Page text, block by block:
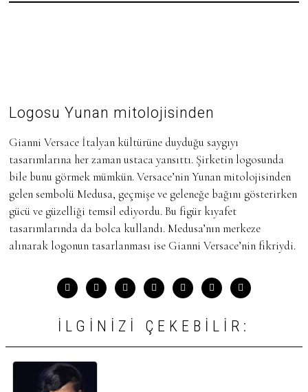
Logosu Yunan mitolojisinden
Gianni Versace İtalyan kültürüne duyduğu saygıyı
tasarımlarına her zaman ustaca yansıttı. Şirketin logosunda
bile bunu görmek mümkün. Versace’nin Yunan mitolojisinden
gelen sembolü Medusa, geçmişe ve geleneğe bağını gösterirken
gücü ve güzelliği temsil ediyordu. Bu figür kıyafet
tasarımlarında da bolca kullandı. Medusa’nın merkeze
alınarak logonun tasarlanması ise Gianni Versace’nin fikriydi.
İLGINIZI ÇEKEBILIR: